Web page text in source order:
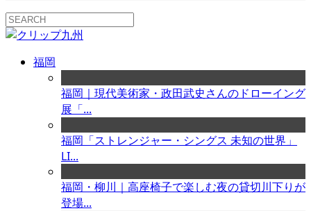
福岡
福岡｜現代美術家・政田武史さんのドローイング
展「...
福岡「ストレンジャー・シングス 未知の世界」
LI...
福岡・柳川｜高座椅子で楽しむ夜の貸切川下りが
登場...